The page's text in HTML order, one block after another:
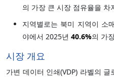
의 가장 큰 시장 점유율을 차
지역별로는 북미 지역이 소
야에서 2025년 40.6%의 가
시장 개요
가변 데이터 인쇄(VDP) 라벨의